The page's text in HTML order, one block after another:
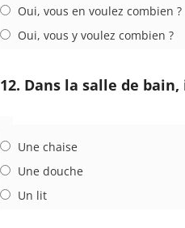
Oui, vous en voulez combien ?
Oui, vous y voulez combien ?
12. Dans la salle de bain,
Une chaise
Une douche
Un lit